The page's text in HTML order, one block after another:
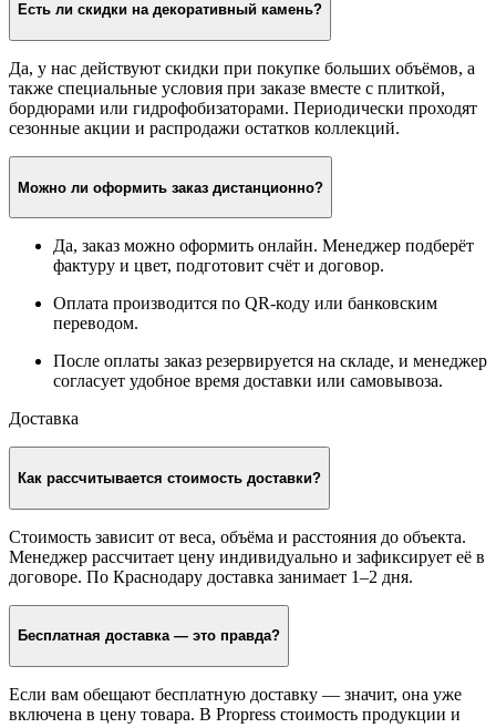
Есть ли скидки на декоративный камень?
Да, у нас действуют скидки при покупке больших объёмов, а
также специальные условия при заказе вместе с плиткой,
бордюрами или гидрофобизаторами. Периодически проходят
сезонные акции и распродажи остатков коллекций.
Можно ли оформить заказ дистанционно?
Да, заказ можно оформить онлайн. Менеджер подберёт
фактуру и цвет, подготовит счёт и договор.
Оплата производится по QR-коду или банковским
переводом.
После оплаты заказ резервируется на складе, и менеджер
согласует удобное время доставки или самовывоза.
Доставка
Как рассчитывается стоимость доставки?
Стоимость зависит от веса, объёма и расстояния до объекта.
Менеджер рассчитает цену индивидуально и зафиксирует её в
договоре. По Краснодару доставка занимает 1–2 дня.
Бесплатная доставка — это правда?
Если вам обещают бесплатную доставку — значит, она уже
включена в цену товара. В Propress стоимость продукции и